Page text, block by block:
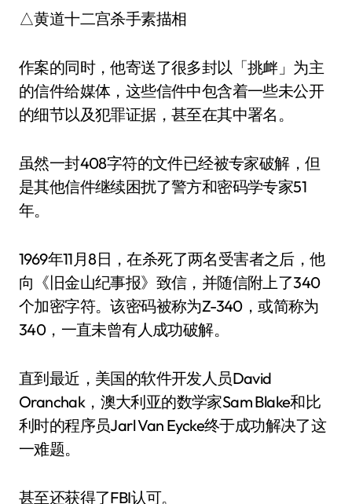
△黄道十二宫杀手素描相
作案的同时，他寄送了很多封以「挑衅」为主
的信件给媒体，这些信件中包含着一些未公开
的细节以及犯罪证据，甚至在其中署名。
虽然一封408字符的文件已经被专家破解，但
是其他信件继续困扰了警方和密码学专家51
年。
1969年11月8日，在杀死了两名受害者之后，他
向《旧金山纪事报》致信，并随信附上了340
个加密字符。该密码被称为Z-340，或简称为
340，一直未曾有人成功破解。
直到最近，美国的软件开发人员David
Oranchak，澳大利亚的数学家Sam Blake和比
利时的程序员Jarl Van Eycke终于成功解决了这
一难题。
甚至还获得了FBI认可。